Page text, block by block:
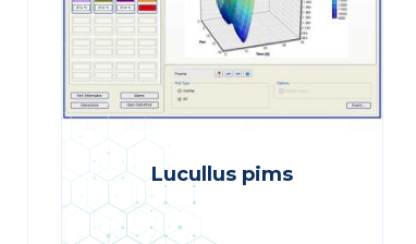
Lucullus pims